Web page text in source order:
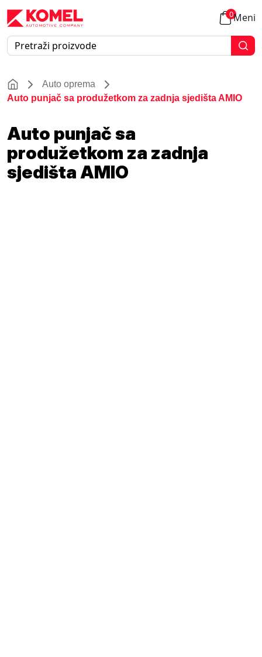
0Meni
Auto oprema
Auto punjač sa produžetkom za zadnja sjedišta AMIO
Auto punjač sa
produžetkom za zadnja
sjedišta AMIO